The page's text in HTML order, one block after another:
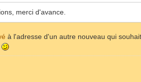
merci d'avance.
à l'adresse d'un autre nouveau qui